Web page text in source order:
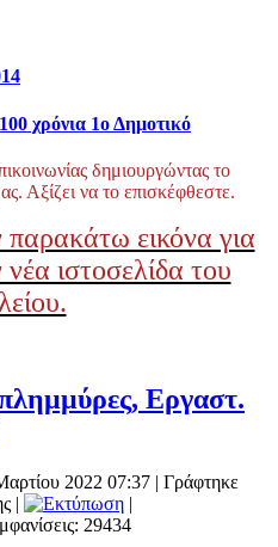
χρόνια 1ο Δημοτικό
δημιουργώντας το
Αξίζει να το επισκέφθεστε.
εικόνα για
ιστοσελίδα του
Εργαστ.
2022 07:37 | Γράφτηκε
|
|
29434